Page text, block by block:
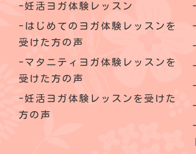
妊活ヨガ体験レッスン
はじめてのヨガ体験レッスンを
受けた方の声
マタニティヨガ体験レッスンを
受けた方の声
妊活ヨガ体験レッスンを受けた
方の声